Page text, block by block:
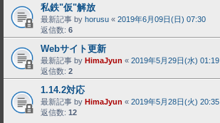
私鉄"仮"解放
最新記事 by horusu « 2019年6月09日(日) 07:30
返信数: 6
Webサイト更新
最新記事 by HimaJyun « 2019年5月29日(水) 01:19
返信数: 2
1.14.2対応
最新記事 by HimaJyun « 2019年5月28日(火) 20:35
返信数: 12